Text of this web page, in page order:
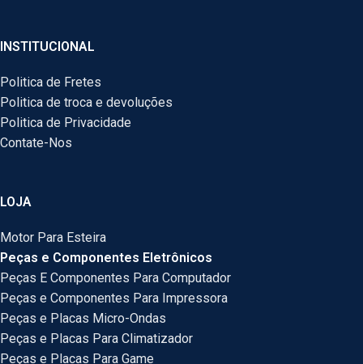
INSTITUCIONAL
Politica de Fretes
Politica de troca e devoluções
Politica de Privacidade
Contate-Nos
LOJA
Motor Para Esteira
Peças e Componentes Eletrônicos
Peças E Componentes Para Computador
Peças e Componentes Para Impressora
Peças e Placas Micro-Ondas
Peças e Placas Para Climatizador
Peças e Placas Para Game